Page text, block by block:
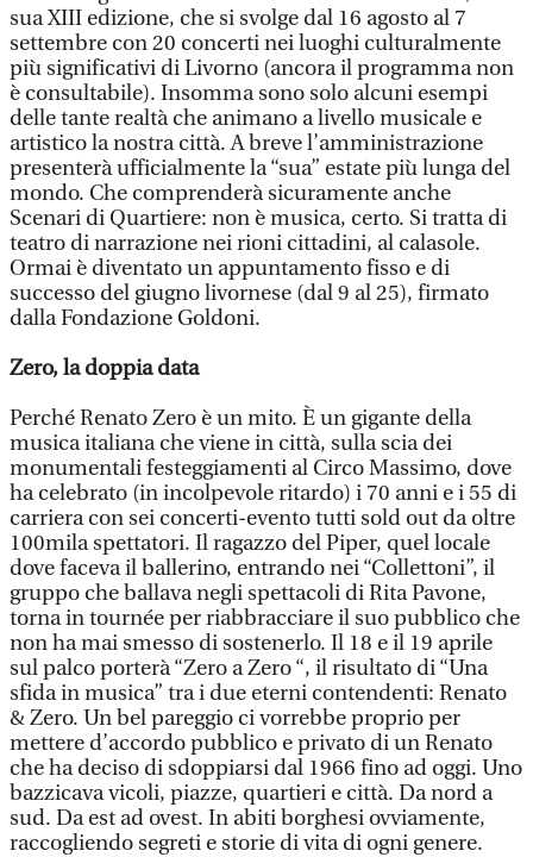
sua XIII edizione, che si svolge dal 16 agosto al 7
settembre con 20 concerti nei luoghi culturalmente
più significativi di Livorno (ancora il programma non
è consultabile). Insomma sono solo alcuni esempi
delle tante realtà che animano a livello musicale e
artistico la nostra città. A breve l’amministrazione
presenterà ufficialmente la “sua” estate più lunga del
mondo. Che comprenderà sicuramente anche
Scenari di Quartiere: non è musica, certo. Si tratta di
teatro di narrazione nei rioni cittadini, al calasole.
Ormai è diventato un appuntamento fisso e di
successo del giugno livornese (dal 9 al 25), firmato
dalla Fondazione Goldoni.
Zero, la doppia data
Perché Renato Zero è un mito. È un gigante della
musica italiana che viene in città, sulla scia dei
monumentali festeggiamenti al Circo Massimo, dove
ha celebrato (in incolpevole ritardo) i 70 anni e i 55 di
carriera con sei concerti-evento tutti sold out da oltre
100mila spettatori. Il ragazzo del Piper, quel locale
dove faceva il ballerino, entrando nei “Collettoni”, il
gruppo che ballava negli spettacoli di Rita Pavone,
torna in tournée per riabbracciare il suo pubblico che
non ha mai smesso di sostenerlo. Il 18 e il 19 aprile
sul palco porterà “Zero a Zero “, il risultato di “Una
sfida in musica” tra i due eterni contendenti: Renato
& Zero. Un bel pareggio ci vorrebbe proprio per
mettere d’accordo pubblico e privato di un Renato
che ha deciso di sdoppiarsi dal 1966 fino ad oggi. Uno
bazzicava vicoli, piazze, quartieri e città. Da nord a
sud. Da est ad ovest. In abiti borghesi ovviamente,
raccogliendo segreti e storie di vita di ogni genere.